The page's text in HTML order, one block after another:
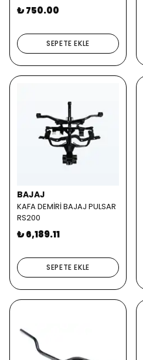
₺ 750.00
SEPETE EKLE
BAJAJ
KAFA DEMİRİ BAJAJ PULSAR
RS200
₺ 6,189.11
SEPETE EKLE